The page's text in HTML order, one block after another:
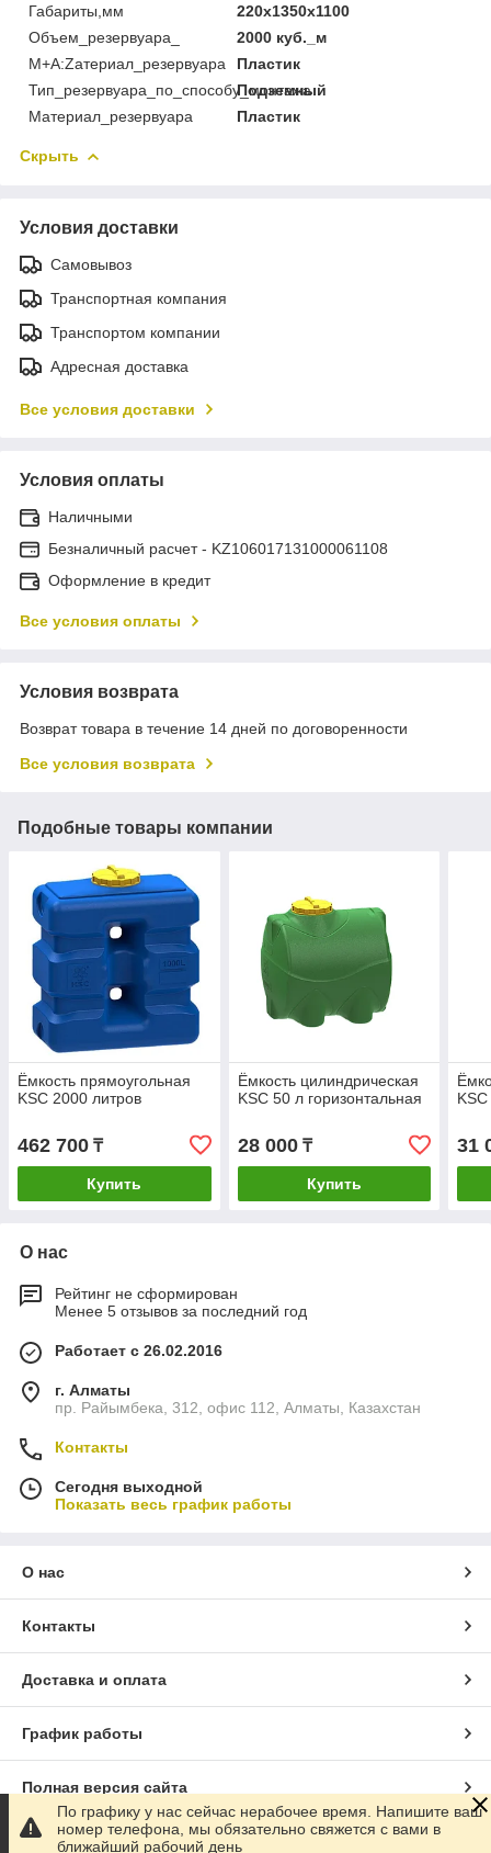
Габариты,мм
220х1350х1100
Объем_резервуара_
2000 куб._м
М+A:Zатериал_резервуара
Пластик
Тип_резервуара_по_способу_монтажа
Подземный
Материал_резервуара
Пластик
Скрыть
Условия доставки
Самовывоз
Транспортная компания
Транспортом компании
Адресная доставка
Все условия доставки
Условия оплаты
Наличными
Безналичный расчет - KZ106017131000061108
Оформление в кредит
Все условия оплаты
Условия возврата
Возврат товара в течение 14 дней по договоренности
Все условия возврата
Подобные товары компании
Ёмкость прямоугольная
KSC 2000 литров
462 700 ₸
Купить
Ёмкость цилиндрическая
KSC 50 л горизонтальная
28 000₸
Купить
31
О нас
Рейтинг не сформирован
Менее 5 отзывов за последний год
Работает с 26.02.2016
г. Алматы
пр. Райымбека, 312, офис 112, Алматы, Казахстан
Контакты
Сегодня выходной
Показать весь график работы
О нас
Контакты
Доставка и оплата
График работы
Полная версия сайта
Сайт создан на маркетплейсе
По графику у нас сейчас нерабочее время. Напишите ваш
номер телефона, мы обязательно свяжется с вами в
ближайший рабочий день